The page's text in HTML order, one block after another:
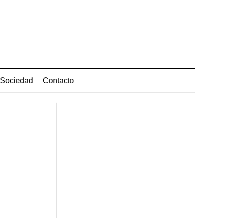
Sociedad Contacto